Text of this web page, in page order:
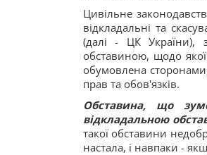
Цивільне
відкладальні та
(далі - ЦК України),
обставиною, щодо
обумовлена
прав та обов'язків.
Обставина, що
відкладальною
такої обставини
настала, і навпаки -